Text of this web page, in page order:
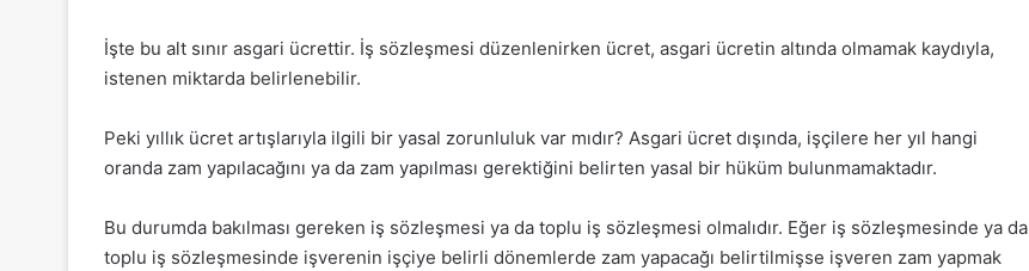
İşte bu alt sınır asgari ücrettir. İş sözleşmesi düzenlenirken ücret, asgari ücretin altında olmamak kaydıyla,
istenen miktarda belirlenebilir.
Peki yıllık ücret artışlarıyla ilgili bir yasal zorunluluk var mıdır? Asgari ücret dışında, işçilere her yıl hangi
oranda zam yapılacağını ya da zam yapılması gerektiğini belirten yasal bir hüküm bulunmamaktadır.
Bu durumda bakılması gereken iş sözleşmesi ya da toplu iş sözleşmesi olmalıdır. Eğer iş sözleşmesinde ya da
toplu iş sözleşmesinde işverenin işçiye belirli dönemlerde zam yapacağı belirtilmişse işveren zam yapmak